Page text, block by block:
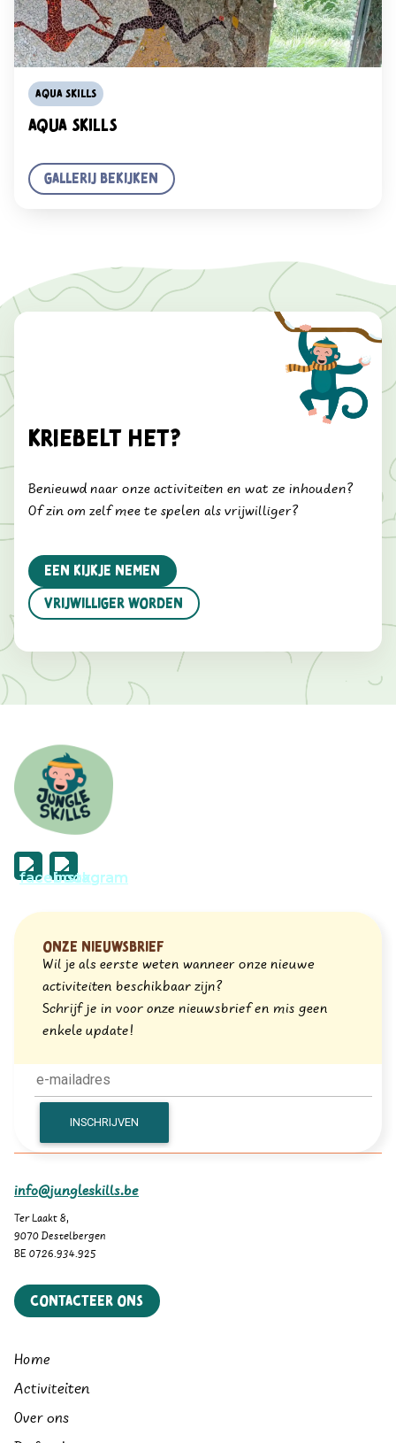
Aqua Skills
Aqua Skills
Gallerij bekijken
Kriebelt het?
Benieuwd naar onze activiteiten en wat ze inhouden?
Of zin om zelf mee te spelen als vrijwilliger?
Een kijkje nemen
vrijwilliger worden
Onze nieuwsbrief
Wil je als eerste weten wanneer onze nieuwe
activiteiten beschikbaar zijn?
Schrijf je in voor onze nieuwsbrief en mis geen
enkele update!
info@jungleskills.be
Ter Laakt 8,
9070 Destelbergen
BE 0726.934.925
Contacteer ons
Home
Activiteiten
Over ons